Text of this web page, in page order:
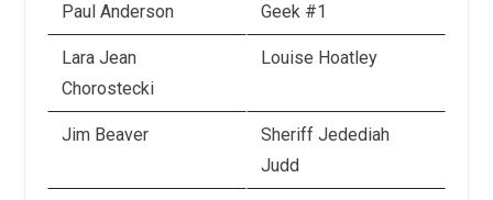
Paul Anderson Geek #1
Lara Jean
Chorostecki
Louise Hoatley
Jim Beaver
Sheriff Jedediah
Judd